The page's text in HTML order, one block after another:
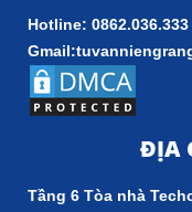
Hotline:
ĐỊA
Tầng 6 Tòa nhà